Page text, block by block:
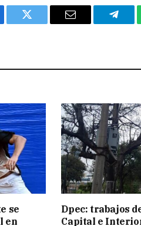
Twitter Email
se
en
Dpec: trabajos
Capital e